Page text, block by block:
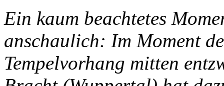
Ein kaum beachtetes
anschaulich: Im Moment
Tempelvorhang mitten